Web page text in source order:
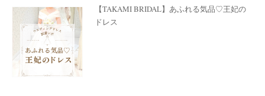
【TAKAMI BRIDAL】あふれる気品♡王妃の
ドレス